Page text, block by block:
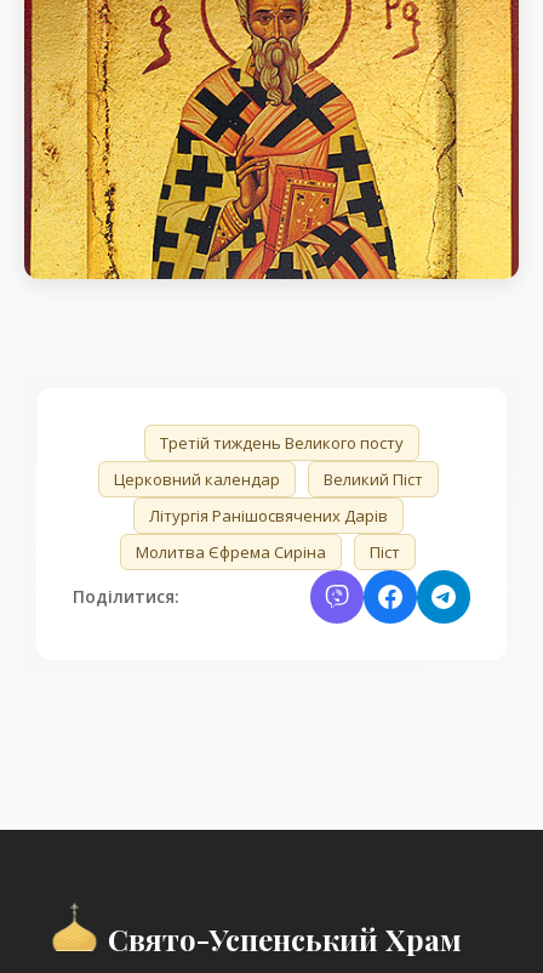
день пам’яті Перенесення мощів свт. Никифора,
патр. Константинопольського (846).
патр. Константинопольського (846).
Третій тиждень Великого посту
Церковний календар
Великий Піст
Літургія Ранішосвячених Дарів
Молитва Єфрема Сиріна
Піст
Поділитися:
Свято-Успенський Храм